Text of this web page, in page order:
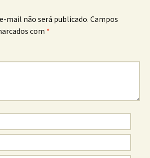
mail não será publicado. Campos
com *